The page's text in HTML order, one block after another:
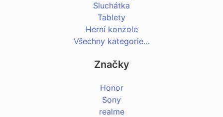
Sluchátka
Tablety
Herní konzole
Všechny kategorie…
Značky
Honor
Sony
realme